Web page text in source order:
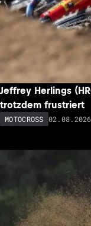
Jeffrey Herlings
trotzdem frustriert
MOTOCROSS